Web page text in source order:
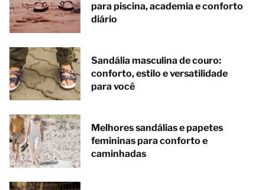
para piscina, academia e conforto
diário
Sandália masculina de couro:
conforto, estilo e versatilidade
para você
Melhores sandálias e papetes
femininas para conforto e
caminhadas